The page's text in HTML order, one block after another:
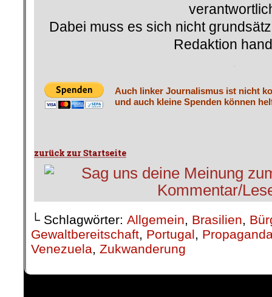
Dabei muss es sich nicht
Redaktion
Auch linker Journalismus ist nicht
und auch kleine Spenden können
└ Schlagwörter: Allgemein, Brasilien,
Gewaltbereitschaft, Portugal,
Venezuela, Zukwanderung